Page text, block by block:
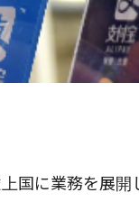
国に業務を展開